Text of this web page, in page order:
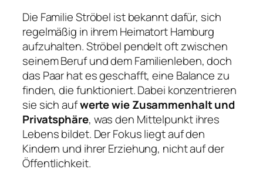
Die Familie Ströbel ist bekannt dafür, sich
regelmäßig in ihrem Heimatort Hamburg
aufzuhalten. Ströbel pendelt oft zwischen
seinem Beruf und dem Familienleben, doch
das Paar hat es geschafft, eine Balance zu
finden, die funktioniert. Dabei konzentrieren
sie sich aufwerte wie Zusammenhalt und
Privatsphäre, was den Mittelpunkt ihres
Lebens bildet. Der Fokus liegt auf den
Kindern und ihrer Erziehung, nicht auf der
Öffentlichkeit.